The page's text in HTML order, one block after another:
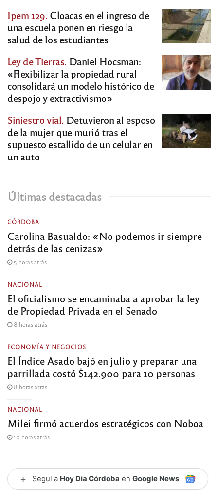
Ipem 129. Cloacas en el ingreso de
una escuela ponen en riesgo la
salud de los estudiantes
Ley de Tierras. Daniel Hocsman:
«Flexibilizar la propiedad rural
consolidará un modelo histórico de
despojo y extractivismo»
Siniestro vial. Detuvieron al esposo
de la mujer que murió tras el
supuesto estallido de un celular en
un auto
Últimas destacadas
CÓRDOBA
Carolina Basualdo: «No podemos ir siempre
detrás de las cenizas»
5 horas atrás
NACIONAL
El oficialismo se encaminaba a aprobar la ley
de Propiedad Privada en el Senado
8 horas atrás
ECONOMÍA Y NEGOCIOS
El Índice Asado bajó en julio y preparar una
parrillada costó $142.900 para 10 personas
8 horas atrás
NACIONAL
Milei firmó acuerdos estratégicos con Noboa
10 horas atrás
+ Seguí a Hoy Día Córdoba en Google News